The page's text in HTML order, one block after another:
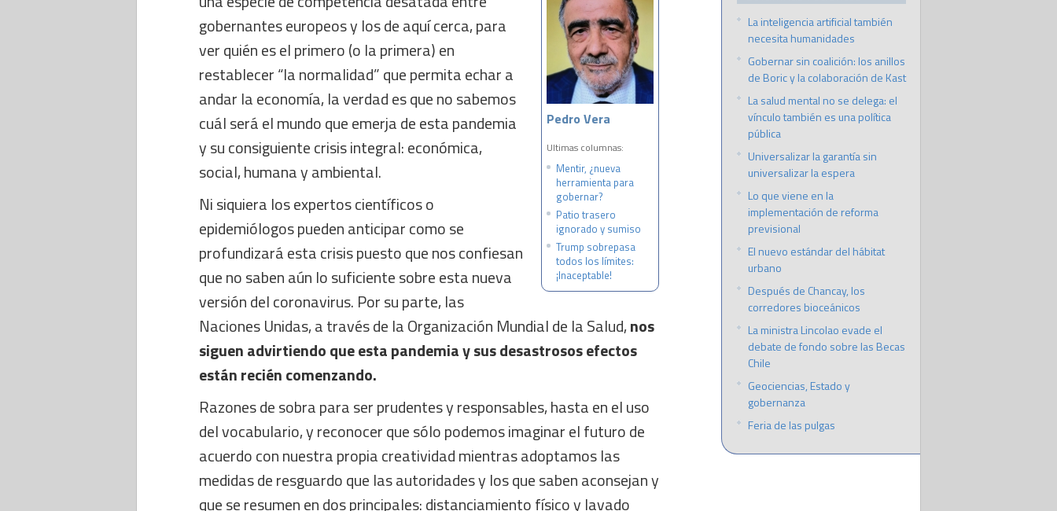
Pedro Vera
Ultimas columnas:
Mentir, ¿nueva
herramienta para
gobernar?
Patio trasero
ignorado y sumiso
Trump sobrepasa
todos los límites:
¡Inaceptable!
gobernantes europeos y los de aquí cerca, para
ver quién es el primero (o la primera) en
restablecer “la normalidad” que permita echar a
andar la economía, la verdad es que no sabemos
cuál será el mundo que emerja de esta pandemia
y su consiguiente crisis integral: económica,
social, humana y ambiental.
Ni siquiera los expertos científicos o
epidemiólogos pueden anticipar como se
profundizará esta crisis puesto que nos confiesan
que no saben aún lo suficiente sobre esta nueva
versión del coronavirus. Por su parte, las
Naciones Unidas, a través de la Organización Mundial de la Salud,nos
siguen advirtiendo que esta pandemia y sus desastrosos efectos
están recién comenzando.
Razones de sobra para ser prudentes y responsables, hasta en el uso
del vocabulario, y reconocer que sólo podemos imaginar el futuro de
acuerdo con nuestra propia creatividad mientras adoptamos las
medidas de resguardo que las autoridades y los que saben aconsejan y
que se resumen en dos principales: distanciamiento físico y lavado
La inteligencia artificial también
necesita humanidades
Gobernar sin coalición: los anillos
de Boric y la colaboración de Kast
La salud mental no se delega: el
vínculo también es una política
pública
Universalizar la garantía sin
universalizar la espera
Lo que viene en la
implementación de reforma
previsional
El nuevo estándar del hábitat
urbano
Después de Chancay, los
corredores bioceánicos
La ministra Lincolao evade el
debate de fondo sobre las Becas
Chile
Geociencias, Estado y
gobernanza
Feria de las pulgas